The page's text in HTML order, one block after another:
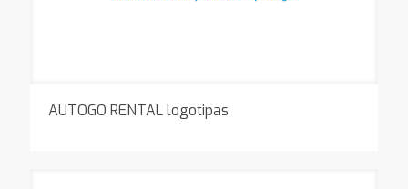
AUTOGO RENTAL logotipas